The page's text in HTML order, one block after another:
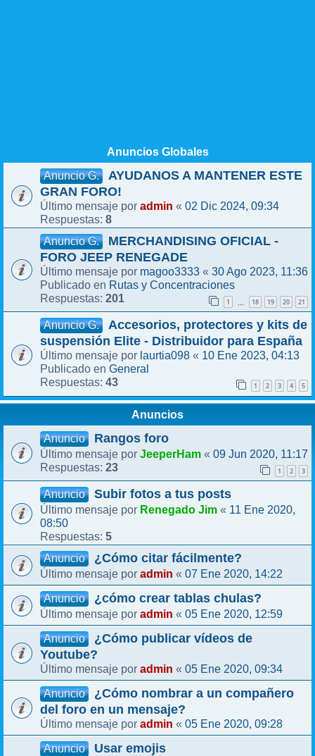
Anuncios Globales
Anuncio G.
AYUDANOS A MANTENER ESTE
GRAN FORO!
Último mensaje por admin « 02 Dic 2024, 09:34
Respuestas: 8
Anuncio G.
MERCHANDISING OFICIAL -
FORO JEEP RENEGADE
Último mensaje por magoo3333 « 30 Ago 2023, 11:36
Publicado en Rutas y Concentraciones
Respuestas: 201 1 … 18 19 20 21
Anuncio G.
Accesorios, protectores y kits de
suspensión Elite - Distribuidor para España
Último mensaje por laurtia098 « 10 Ene 2023, 04:13
Publicado en General
Respuestas: 43 1 2 3 4 5
Anuncios
Anuncio Rangos foro
Último mensaje por JeeperHam « 09 Jun 2020, 11:17
Respuestas: 23 1 2 3
Anuncio Subir fotos a tus posts
Último mensaje por Renegado Jim « 11 Ene 2020,
08:50
Respuestas: 5
Anuncio ¿Cómo citar fácilmente?
Último mensaje por admin « 07 Ene 2020, 14:22
Anuncio ¿cómo crear tablas chulas?
Último mensaje por admin « 05 Ene 2020, 12:59
Anuncio
¿Cómo publicar vídeos de
Youtube?
Último mensaje por admin « 05 Ene 2020, 09:34
Anuncio
¿Cómo nombrar a un compañero
del foro en un mensaje?
Último mensaje por admin « 05 Ene 2020, 09:28
Anuncio Usar emojis